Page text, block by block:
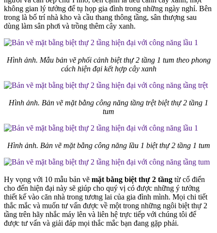
không gian lý tưởng để tụ họp gia đình trong những ngày nghỉ. Bên
trong là bố trí nhà kho và cầu thang thông tầng, sân thượng sau
dùng làm sân phơi và trồng thêm cây xanh.
Hình ảnh. Mẫu bản vẽ phối cảnh biệt thự 2 tầng 1 tum theo phong
cách hiện đại kết hợp cây xanh
Hình ảnh. Bản vẽ mặt bằng công năng tầng trệt biệt thự 2 tầng 1
tum
Hình ảnh. Bản vẽ mặt bằng công năng lầu 1 biệt thự 2 tầng 1 tum
Hy vọng với 10 mẫu bản vẽ mặt bằng biệt thự 2 tầng từ cổ điển
cho đến hiện đại này sẽ giúp cho quý vị có được những ý tưởng
thiết kế vào căn nhà trong tương lai của gia đình mình. Mọi chi tiết
thắc mắc và muốn tư vấn được về một trong những ngôi biệt thự 2
tầng trên hãy nhắc máy lên và liên hệ trực tiếp với chúng tôi để
được tư vấn và giải đáp mọi thắc mắc bạn đang gặp phải.